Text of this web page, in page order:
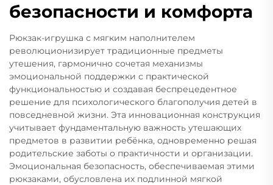
безопасности и комфорта
Рюкзак-игрушка с мягким наполнителем
революционизирует традиционные предметы
утешения, гармонично сочетая механизмы
эмоциональной поддержки с практической
функциональностью и создавая беспрецедентное
решение для психологического благополучия детей в
повседневной жизни. Эта инновационная конструкция
учитывает фундаментальную важность утешающих
предметов в развитии ребёнка, одновременно решая
родительские заботы о практичности и организации.
Эмоциональная безопасность, обеспечиваемая этими
рюкзаками, обусловлена их подлинной мягкой